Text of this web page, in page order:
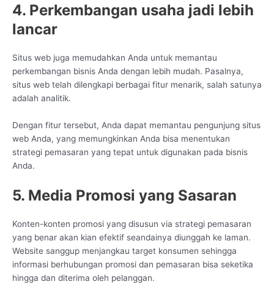
4. Perkembangan usaha jadi lebih
lancar
Situs web juga memudahkan Anda untuk memantau
perkembangan bisnis Anda dengan lebih mudah. Pasalnya,
situs web telah dilengkapi berbagai fitur menarik, salah satunya
adalah analitik.
Dengan fitur tersebut, Anda dapat memantau pengunjung situs
web Anda, yang memungkinkan Anda bisa menentukan
strategi pemasaran yang tepat untuk digunakan pada bisnis
Anda.
5. Media Promosi yang Sasaran
Konten-konten promosi yang disusun via strategi pemasaran
yang benar akan kian efektif seandainya diunggah ke laman.
Website sanggup menjangkau target konsumen sehingga
informasi berhubungan promosi dan pemasaran bisa seketika
hingga dan diterima oleh pelanggan.